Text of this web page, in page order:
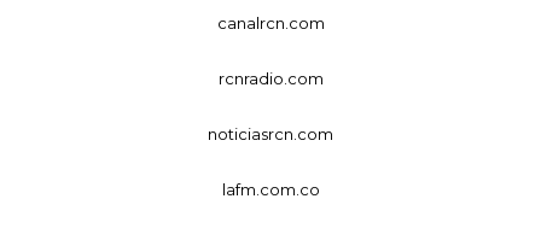
canalrcn.com
rcnradio.com
noticiasrcn.com
lafm.com.co